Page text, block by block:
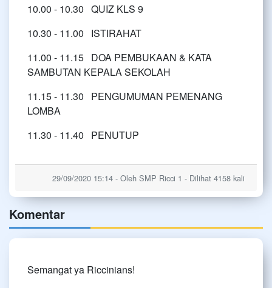
10.00 - 10.30 QUIZ KLS 9
10.30 - 11.00 ISTIRAHAT
11.00 - 11.15 DOA PEMBUKAAN & KATA
SAMBUTAN KEPALA SEKOLAH
11.15 - 11.30 PENGUMUMAN PEMENANG
LOMBA
11.30 - 11.40 PENUTUP
29/09/2020 15:14 - Oleh SMP Ricci 1 - Dilihat 4158 kali
Komentar
Semangat ya Riccinians!